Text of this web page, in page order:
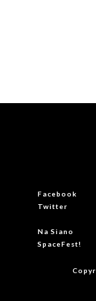
Facebook
Twitter
Na Siano
SpaceFest!